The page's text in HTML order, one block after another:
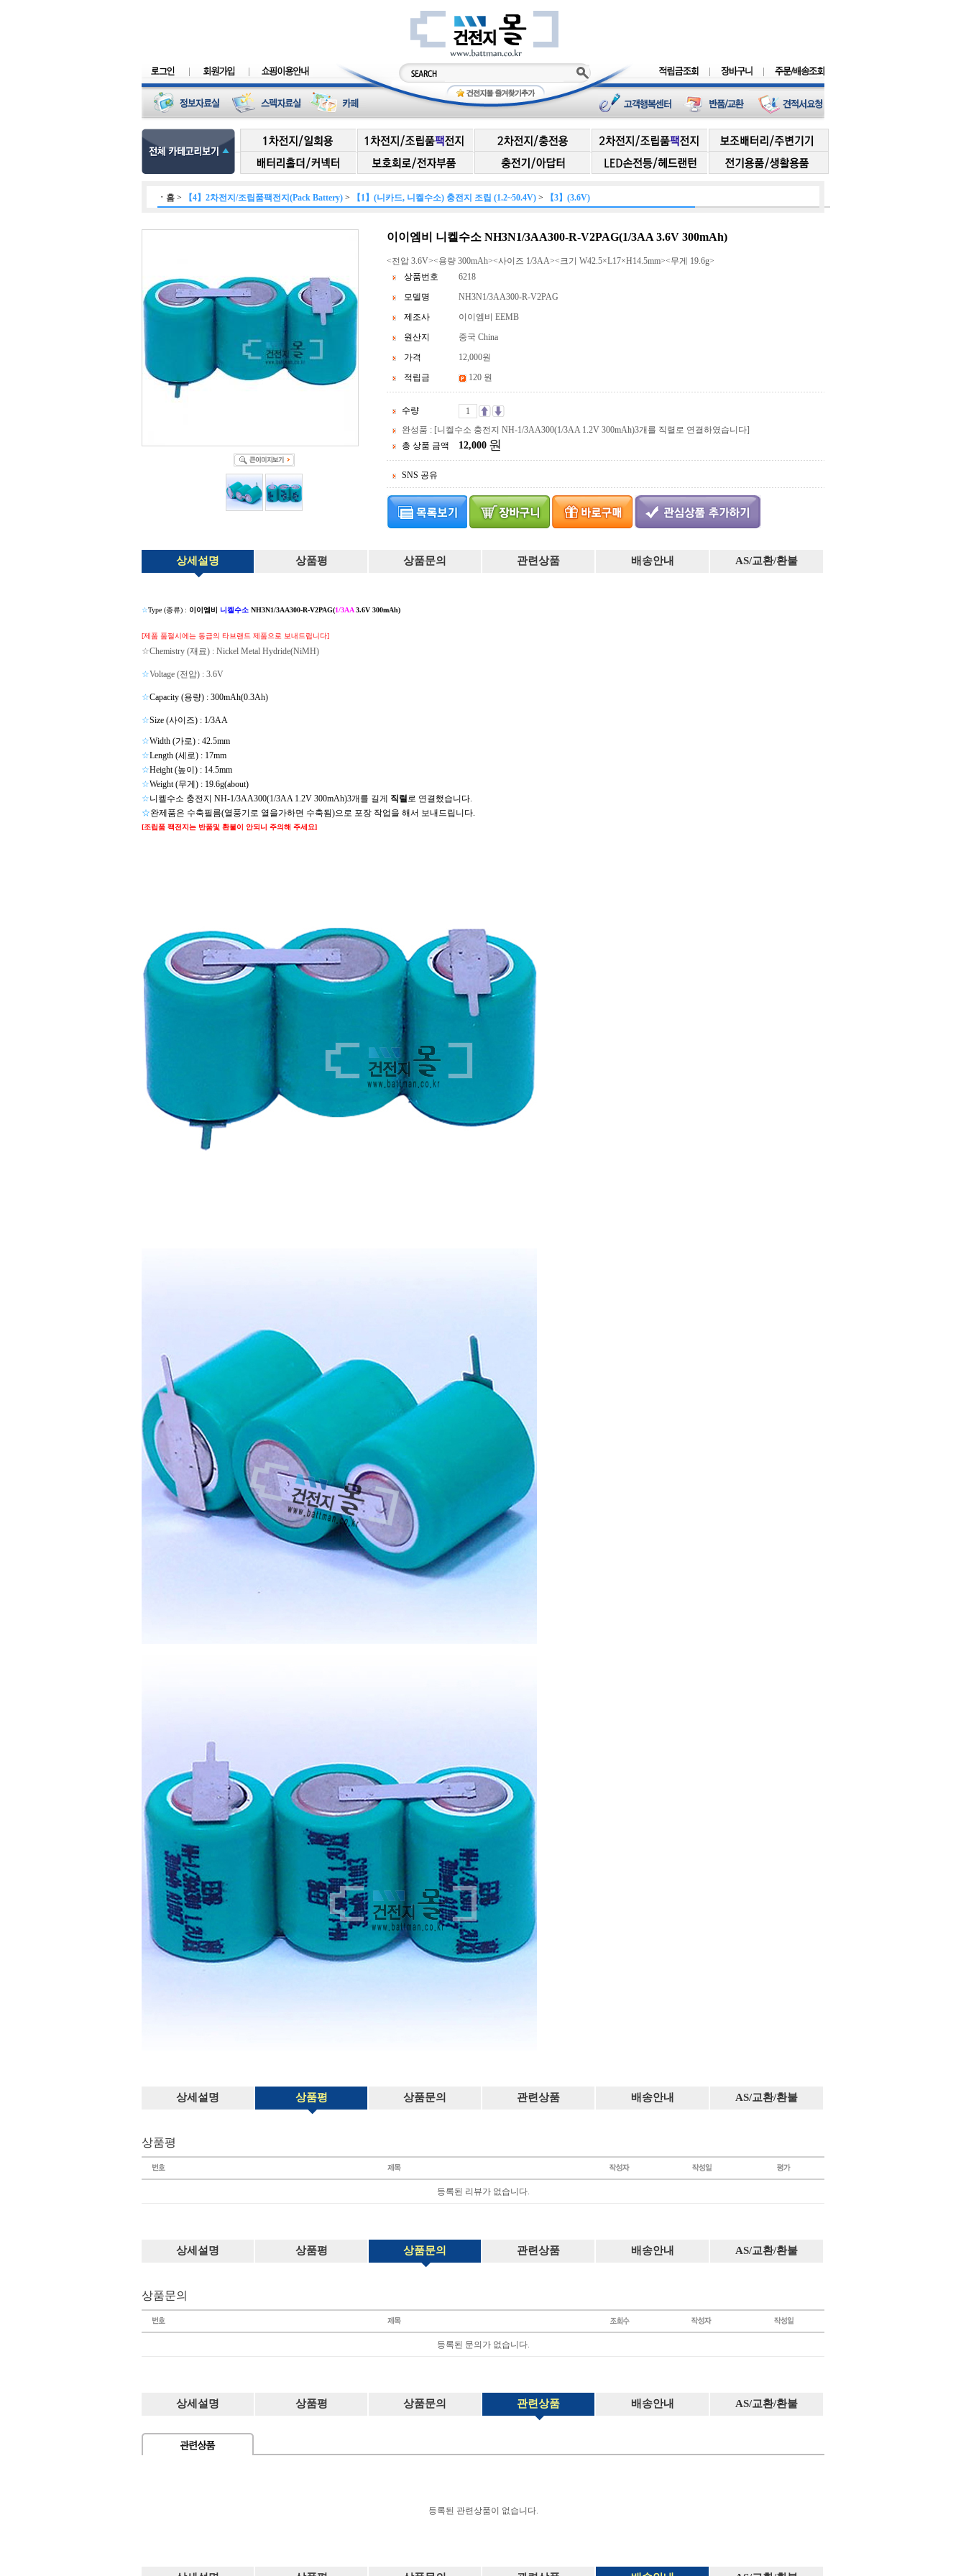
ㆍ 홈 > 【4】2차전지/조립품팩전지(Pack Battery) > 【1】(니카드, 니켈수소) 충전지 조립 (1.2~50.4V) > 【3】(3.6V)
이이엠비 니켈수소 NH3N1/3AA300-R-V2PAG(1/3AA 3.6V 300mAh)
<전압 3.6V><용량 300mAh><사이즈 1/3AA><크기 W42.5×L17×H14.5mm><무게 19.6g>
상품번호
6218
모델명
NH3N1/3AA300-R-V2PAG
제조사
이이엠비 EEMB
원산지
중국 China
가격
12,000원
적립금
120 원
수량
완성품 : [니켈수소 충전지 NH-1/3AA300(1/3AA 1.2V 300mAh)3개를 직렬로 연결하였습니다]
총 상품 금액
12,000 원
SNS 공유
상세설명 상품평 상품문의 관련상품 배송안내 AS/교환/환불
☆Type (종류) : 이이엠비 니켈수소 NH3N1/3AA300-R-V2PAG(1/3AA3.6V 300mAh)
[제품 품절시에는 동급의 타브랜드 제품으로 보내드립니다]
☆Chemistry (재료) : Nickel Metal Hydride(NiMH)
☆Voltage (전압) : 3.6V
☆Capacity (용량) : 300mAh(0.3Ah)
☆Size (사이즈) : 1/3AA
☆Width (가로) : 42.5mm
☆Length (세로) : 17mm
☆Height (높이) : 14.5mm
☆Weight (무게) : 19.6g(about)
☆니켈수소 충전지 NH-1/3AA300(1/3AA 1.2V 300mAh)3개를 길게 직렬로 연결했습니다.
☆완제품은 수축필름(열풍기로 열을가하면 수축됨)으로 포장 작업을 해서 보내드립니다.
[조립품 팩전지는 반품및 환불이 안되니 주의해 주세요]
상세설명 상품평 상품문의 관련상품 배송안내 AS/교환/환불
상품평
등록된 리뷰가 없습니다.
상세설명 상품평 상품문의 관련상품 배송안내 AS/교환/환불
상품문의
등록된 문의가 없습니다.
상세설명 상품평 상품문의 관련상품 배송안내 AS/교환/환불
등록된 관련상품이 없습니다.